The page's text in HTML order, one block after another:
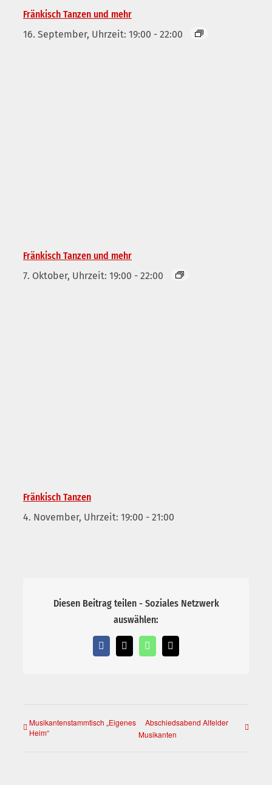
Fränkisch Tanzen und mehr
16. September, Uhrzeit: 19:00 - 22:00
Fränkisch Tanzen und mehr
7. Oktober, Uhrzeit: 19:00 - 22:00
Fränkisch Tanzen
4. November, Uhrzeit: 19:00 - 21:00
Diesen Beitrag teilen - Soziales Netzwerk
auswählen:
Facebook
X WhatsApp
E-
Mail
Musikantenstammtisch „Eigenes
Heim“
Abschiedsabend Alfelder
Musikanten